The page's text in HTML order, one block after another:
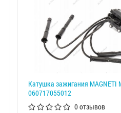
Катушка зажигания MAGNETI
060717055012
0 отзывов